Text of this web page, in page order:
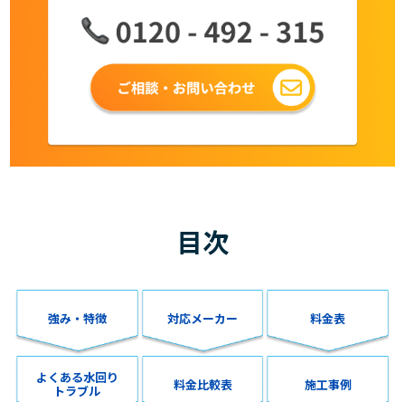
目次
強み・特徴 対応メーカー 料金表
よくある水回り
トラブル 料金比較表 施工事例